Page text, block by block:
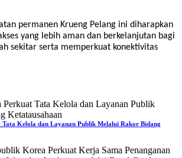
permanen Krueng Pelang ini diharapkan
yang lebih aman dan berkelanjutan bagi
sekitar serta memperkuat konektivitas
Kelola dan Layanan Publik Melalui Rakor Bidang